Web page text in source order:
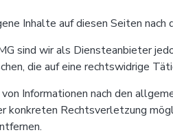
Inhalte auf diesen Seiten nach
sind wir als Diensteanbieter
die auf eine rechtswidrige
Informationen nach den
Rechtsverletzung